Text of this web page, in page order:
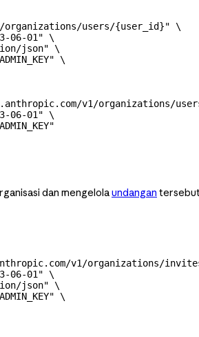
users/{user_id}" \
06-01" \
json" \
" \
v1/organizations/
06-01" \
"
dan mengelolaundangan
v1/organizations/
06-01" \
json" \
" \